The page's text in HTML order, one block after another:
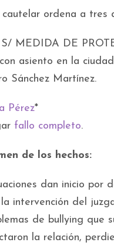
ordena a tres
S/ MEDIDA DE
asiento en la
Sánchez Martínez.
Pérez*
fallo completo.
de los hechos:
dan inicio por
intervención del
de bullying que
la relación,